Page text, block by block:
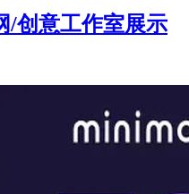
创意工作室展示